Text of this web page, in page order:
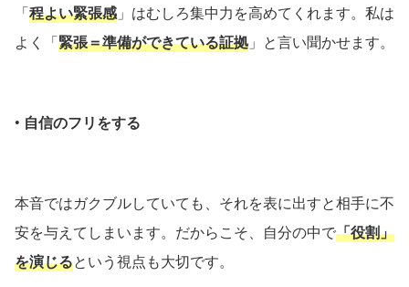
「程よい緊張感」はむしろ集中力を高めてくれます。私は
よく「緊張＝準備ができている証拠 」と言い聞かせます。
• 自信のフリをする
本音ではガクブルしていても、それを表に出すと相手に不
安を与えてしまいます。だからこそ、自分の中で「役割」
を演じるという視点も大切です。